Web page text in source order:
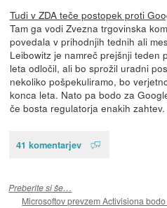
Tudi v ZDA teče postopek proti
Tam ga vodi Zvezna trgovinska
povedala v prihodnjih tednih ali
Leibowitz je namreč prejšnji teden
leta odločil, ali bo sprožil uradni
nekoliko pošpekuliramo, bo
konca leta. Nato pa bodo za
če bosta regulatorja enakih zahtev.
41 komentarjev
Preberite si še…
Microsoftov prevzem Activisiona